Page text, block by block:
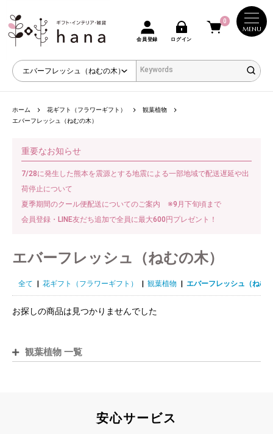
MENU
会員登録 ログイン
0
ホーム 花ギフト（フラワーギフト）
観葉植物
エバーフレッシュ（ねむの木）
重要なお知らせ
7/28に発生した熊本を震源とする地震による一部地域で配送遅延や出
荷停止について
夏季期間のクール便配送についてのご案内 ※9月下旬頃まで
会員登録・LINE友だち追加で全員に最大600円プレゼント！
エバーフレッシュ（ねむの木）
全て 花ギフト（フラワーギフト） 観葉植物 エバーフレッシュ（ねむ
お探しの商品は見つかりませんでした
観葉植物 一覧
安心サービス